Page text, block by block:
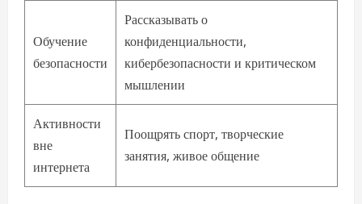
Обучение
безопасности
Рассказывать о
конфиденциальности,
кибербезопасности и критическом
мышлении
Активности
вне
интернета
Поощрять спорт, творческие
занятия, живое общение